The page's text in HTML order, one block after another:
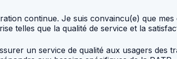
continue. Je suis convaincu(e) que
telles que la qualité de service et la
un service de qualité aux usagers des